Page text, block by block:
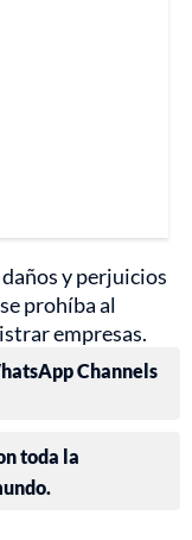
y perjuicios
prohíba al
empresas.
Channels
toda la